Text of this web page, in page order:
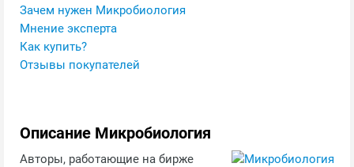
Зачем нужен Микробиология
Мнение эксперта
Как купить?
Отзывы покупателей
Описание Микробиология
Авторы, работающие на бирже